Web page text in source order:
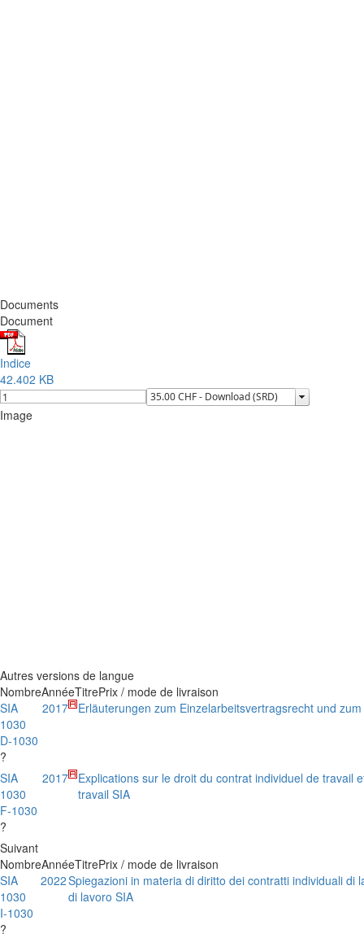
Documents
Document
Indice
42.402 KB
Image
Autres versions de langue
NombreAnnéeTitrePrix / mode de livraison
SIA
1030
D-1030
?
2017 Erläuterungen zum Einzelarbeitsvertragsrecht und
SIA
1030
F-1030
?
2017
Explications sur le droit du contrat individuel de travail
travail SIA
Suivant
NombreAnnéeTitrePrix / mode de livraison
SIA
1030
I-1030
?
2022Spiegazioni in materia di diritto dei contratti individuali di
di lavoro SIA